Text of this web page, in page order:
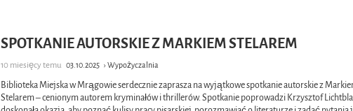
SPOTKANIE AUTORSKIE Z MARKIEM STELAREM
10 miesięcy temu 03.10.2025› Wypożyczalnia
Biblioteka Miejska w Mrągowie serdecznie zaprasza na wyjątkowe spotkanie autorskie z
Stelarem – cenionym autorem kryminałów i thrillerów. Spotkanie poprowadzi Krzysztof